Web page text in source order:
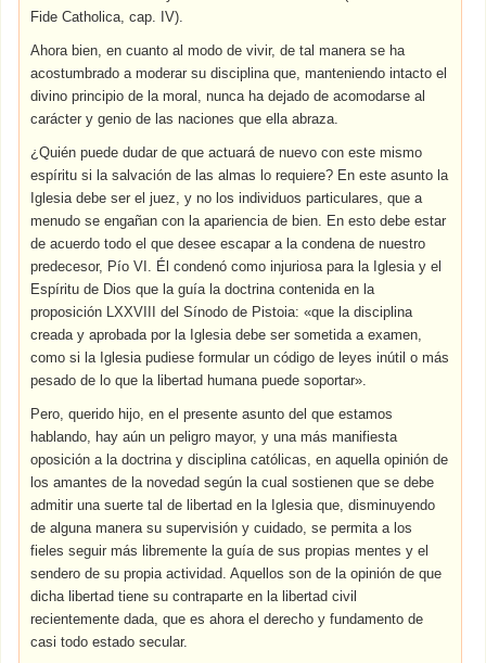
Fide Catholica, cap. IV).
Ahora bien, en cuanto al modo de vivir, de tal manera se ha
acostumbrado a moderar su disciplina que, manteniendo intacto el
divino principio de la moral, nunca ha dejado de acomodarse al
carácter y genio de las naciones que ella abraza.
¿Quién puede dudar de que actuará de nuevo con este mismo
espíritu si la salvación de las almas lo requiere? En este asunto la
Iglesia debe ser el juez, y no los individuos particulares, que a
menudo se engañan con la apariencia de bien. En esto debe estar
de acuerdo todo el que desee escapar a la condena de nuestro
predecesor, Pío VI. Él condenó como injuriosa para la Iglesia y el
Espíritu de Dios que la guía la doctrina contenida en la
proposición LXXVIII del Sínodo de Pistoia: «que la disciplina
creada y aprobada por la Iglesia debe ser sometida a examen,
como si la Iglesia pudiese formular un código de leyes inútil o más
pesado de lo que la libertad humana puede soportar».
Pero, querido hijo, en el presente asunto del que estamos
hablando, hay aún un peligro mayor, y una más manifiesta
oposición a la doctrina y disciplina católicas, en aquella opinión de
los amantes de la novedad según la cual sostienen que se debe
admitir una suerte tal de libertad en la Iglesia que, disminuyendo
de alguna manera su supervisión y cuidado, se permita a los
fieles seguir más libremente la guía de sus propias mentes y el
sendero de su propia actividad. Aquellos son de la opinión de que
dicha libertad tiene su contraparte en la libertad civil
recientemente dada, que es ahora el derecho y fundamento de
casi todo estado secular.